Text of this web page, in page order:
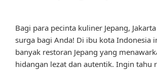
Bagi para pecinta kuliner Jepang,
surga bagi Anda! Di ibu kota Indonesia
banyak restoran Jepang yang
hidangan lezat dan autentik. Ingin tahu